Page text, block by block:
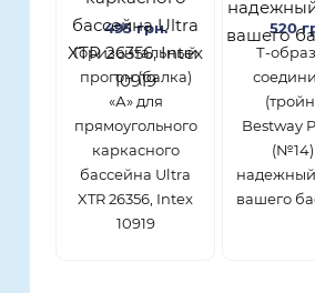
495 грн.
Горизонтальный
прогон (балка)
«А» для
прямоугольного
каркасного
бассейна Ultra
XTR 26356, Intex
10919
520
Т-
Bestway
надежный
вашего